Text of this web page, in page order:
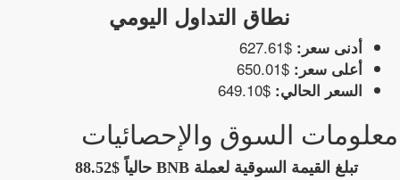
نطاق التداول اليومي
أدنى سعر: $627.61
أعلى سعر: $650.01
السعر الحالي: $649.10
معلومات السوق والإحصائيات
تبلغ القيمة السوقية لعملة BNB حالياً $88.52